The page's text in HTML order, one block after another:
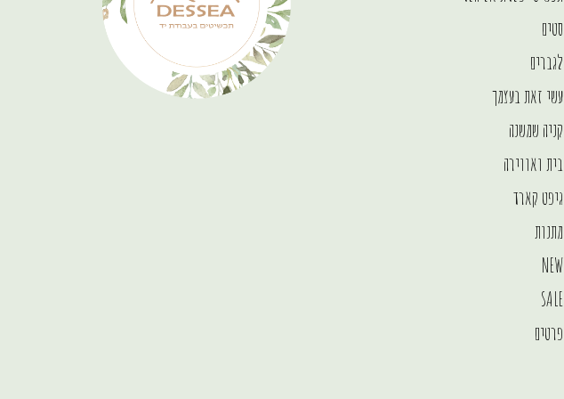
סטים
לגברים
עשי זאת בעצמך
קניה שמשנה
בית ואווירה
גיפט קארד
מתנות
NEW
SALE
פרטים